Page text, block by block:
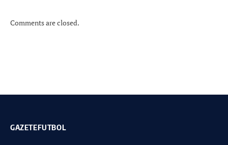
Comments are closed.
GAZETEFUTBOL